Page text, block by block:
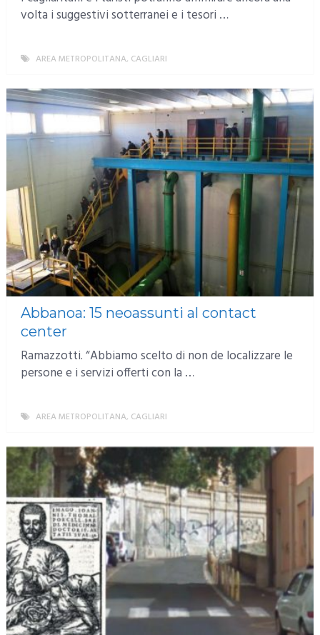
volta i suggestivi sotterranei e i tesori …
AREA METROPOLITANA, CAGLIARI
Abbanoa: 15 neoassunti al contact
center
Ramazzotti. “Abbiamo scelto di non de localizzare le
persone e i servizi offerti con la …
AREA METROPOLITANA, CAGLIARI